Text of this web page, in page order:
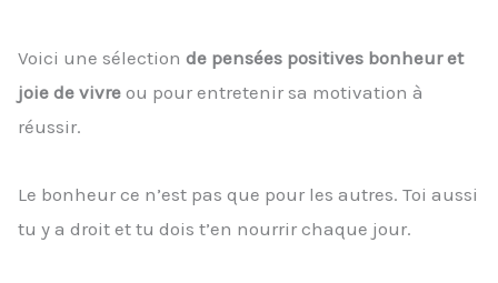
Voici une sélection de pensées positives bonheur et
joie de vivre ou pour entretenir sa motivation à
réussir.
Le bonheur ce n’est pas que pour les autres. Toi aussi
tu y a droit et tu dois t’en nourrir chaque jour.